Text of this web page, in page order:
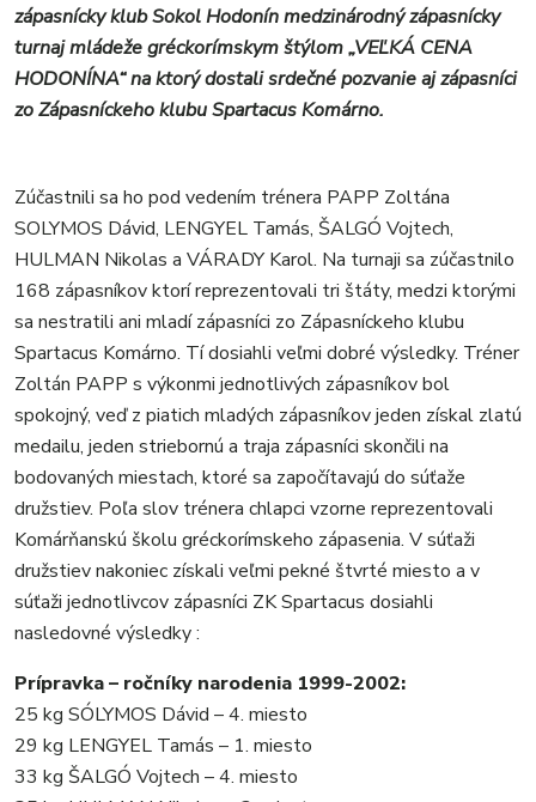
zápasnícky klub Sokol Hodonín medzinárodný zápasnícky
turnaj mládeže gréckorímskym štýlom „VEĽKÁ CENA
HODONÍNA“ na ktorý dostali srdečné pozvanie aj zápasníci
zo Zápasníckeho klubu Spartacus Komárno.
Zúčastnili sa ho pod vedením trénera PAPP Zoltána
SOLYMOS Dávid, LENGYEL Tamás, ŠALGÓ Vojtech,
HULMAN Nikolas a VÁRADY Karol. Na turnaji sa zúčastnilo
168 zápasníkov ktorí reprezentovali tri štáty, medzi ktorými
sa nestratili ani mladí zápasníci zo Zápasníckeho klubu
Spartacus Komárno. Tí dosiahli veľmi dobré výsledky. Tréner
Zoltán PAPP s výkonmi jednotlivých zápasníkov bol
spokojný, veď z piatich mladých zápasníkov jeden získal zlatú
medailu, jeden striebornú a traja zápasníci skončili na
bodovaných miestach, ktoré sa započítavajú do súťaže
družstiev. Poľa slov trénera chlapci vzorne reprezentovali
Komárňanskú školu gréckorímskeho zápasenia. V súťaži
družstiev nakoniec získali veľmi pekné štvrté miesto a v
súťaži jednotlivcov zápasníci ZK Spartacus dosiahli
nasledovné výsledky :
Prípravka – ročníky narodenia 1999-2002:
25 kg SÓLYMOS Dávid – 4. miesto
29 kg LENGYEL Tamás – 1. miesto
33 kg ŠALGÓ Vojtech – 4. miesto